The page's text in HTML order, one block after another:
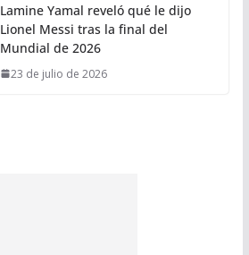
Lamine Yamal reveló qué le dijo
Lionel Messi tras la final del
Mundial de 2026
23 de julio de 2026